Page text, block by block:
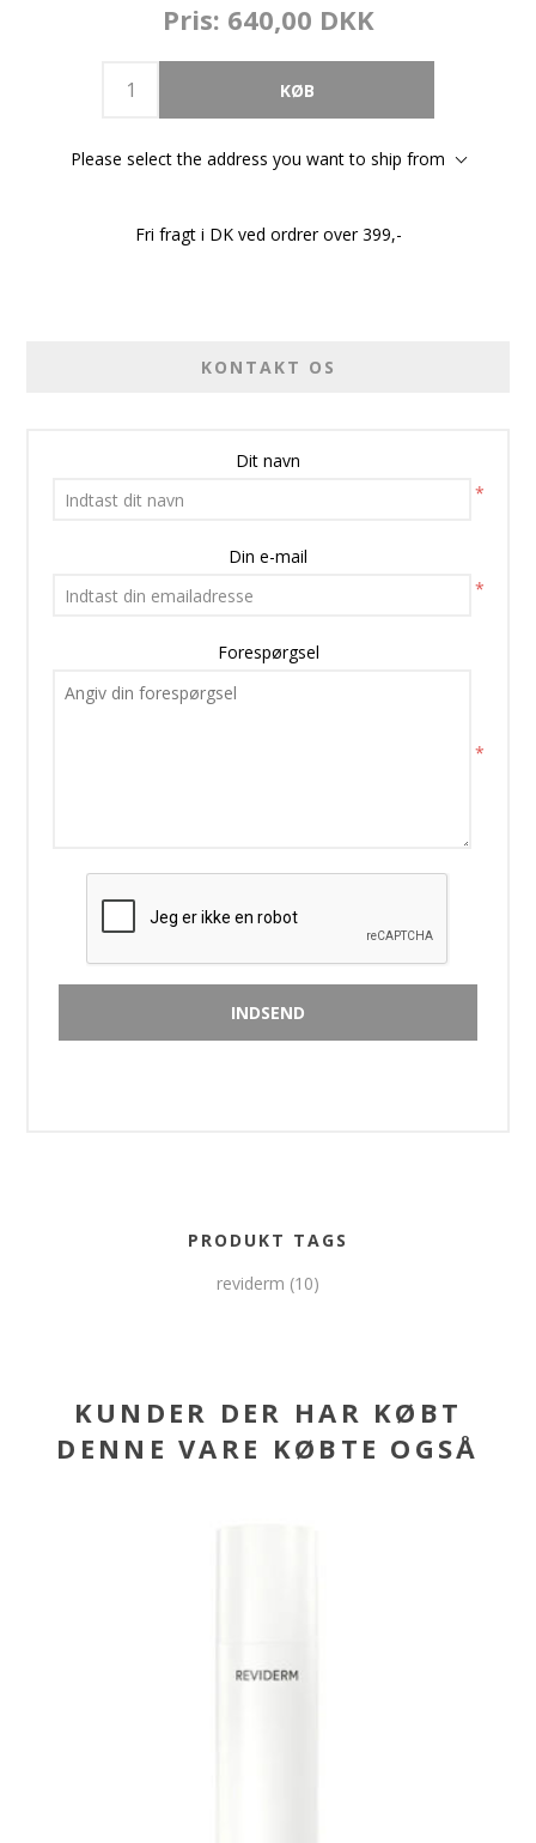
Pris: 640,00 DKK
Please select the address you want to ship from
Fri fragt i DK ved ordrer over 399,-
KONTAKT OS
Dit navn
*
Din e-mail
*
Forespørgsel
*
PRODUKT TAGS
reviderm (10)
KUNDER DER HAR KØBT
DENNE VARE KØBTE OGSÅ